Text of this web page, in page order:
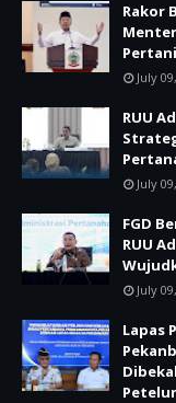
Rakor
July
RUU
July
FGD
RUU
July
Lapas
Petelur